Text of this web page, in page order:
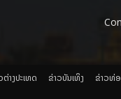
ຕ່າງປະເທດ ​ຂ່າວບັນເທິງ ຂ່າວທ່